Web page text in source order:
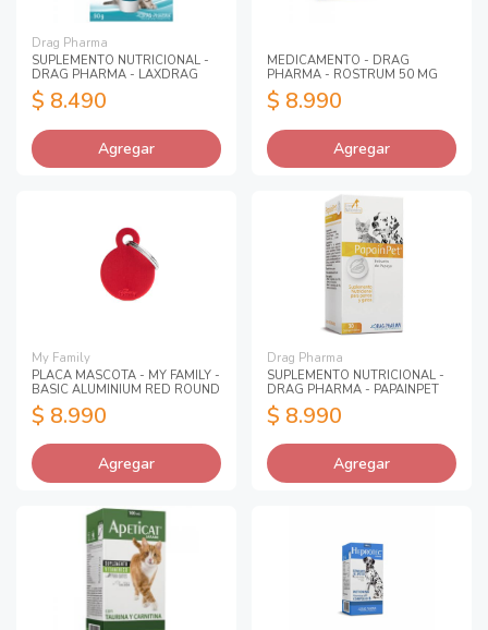
Drag Pharma
SUPLEMENTO NUTRICIONAL -
DRAG PHARMA - LAXDRAG
$ 8.490
Agregar
MEDICAMENTO - DRAG
PHARMA - ROSTRUM 50 MG
$ 8.990
Agregar
My Family
PLACA MASCOTA - MY FAMILY -
BASIC ALUMINIUM RED ROUND
$ 8.990
Agregar
Drag Pharma
SUPLEMENTO NUTRICIONAL -
DRAG PHARMA - PAPAINPET
$ 8.990
Agregar